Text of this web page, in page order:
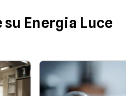
Energia Luce